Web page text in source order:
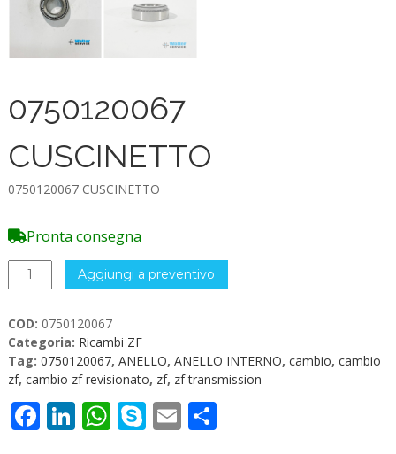
0750120067
CUSCINETTO
0750120067 CUSCINETTO
Pronta consegna
0750120067
CUSCINETTO
Aggiungi a preventivo
COD: 0750120067
Categoria: Ricambi ZF
Tag: 0750120067, ANELLO, ANELLO INTERNO, cambio, cambio
zf, cambio zf revisionato, zf, zf transmission
Facebook
LinkedIn
WhatsApp
Skype
EmailCondividi